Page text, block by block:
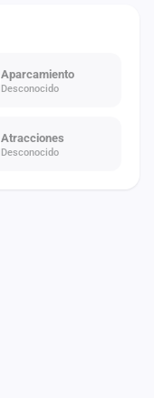
Aparcamiento
Desconocido
Atracciones
Desconocido